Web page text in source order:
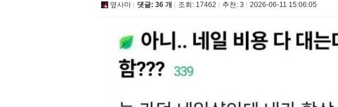
옆사마 댓글: 36 개 조회: 17462 추천: 3 2026-06-11 15:06:05